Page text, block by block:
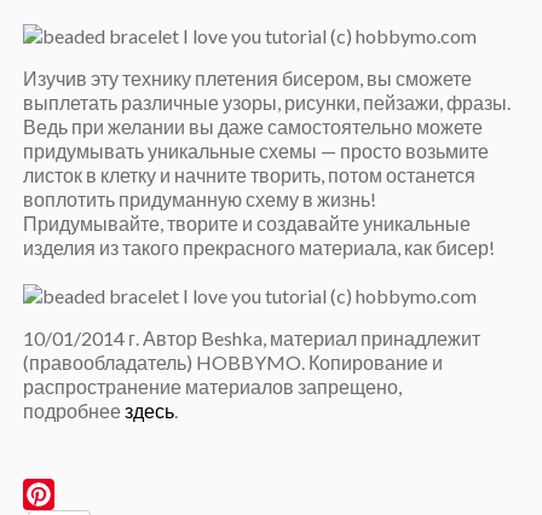
Изучив эту технику плетения бисером, вы сможете
выплетать различные узоры, рисунки, пейзажи, фразы.
Ведь при желании вы даже самостоятельно можете
придумывать уникальные схемы — просто возьмите
листок в клетку и начните творить, потом останется
воплотить придуманную схему в жизнь!
Придумывайте, творите и создавайте уникальные
изделия из такого прекрасного материала, как бисер!
10/01/2014 г. Автор Beshka, материал принадлежит
(правообладатель) HOBBYMO. Копирование и
распространение материалов запрещено,
подробнеездесь.